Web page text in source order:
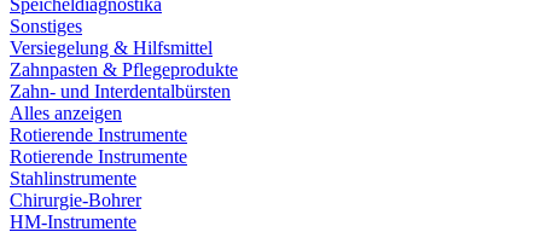
Speicheldiagnostika
Sonstiges
Versiegelung & Hilfsmittel
Zahnpasten & Pflegeprodukte
Zahn- und Interdentalbürsten
Alles anzeigen
Rotierende Instrumente
Rotierende Instrumente
Stahlinstrumente
Chirurgie-Bohrer
HM-Instrumente